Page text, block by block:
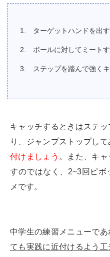
ターゲットハンドを出す
ボールに対してミート
ステップを踏んで強く
キャッチするときはステ
り、ジャンプストップして
付けましょう 。また、キ
すのではなく、2~3回ピボ
メです。
中学生の練習メニューであ
ても実践に近付けるよう工